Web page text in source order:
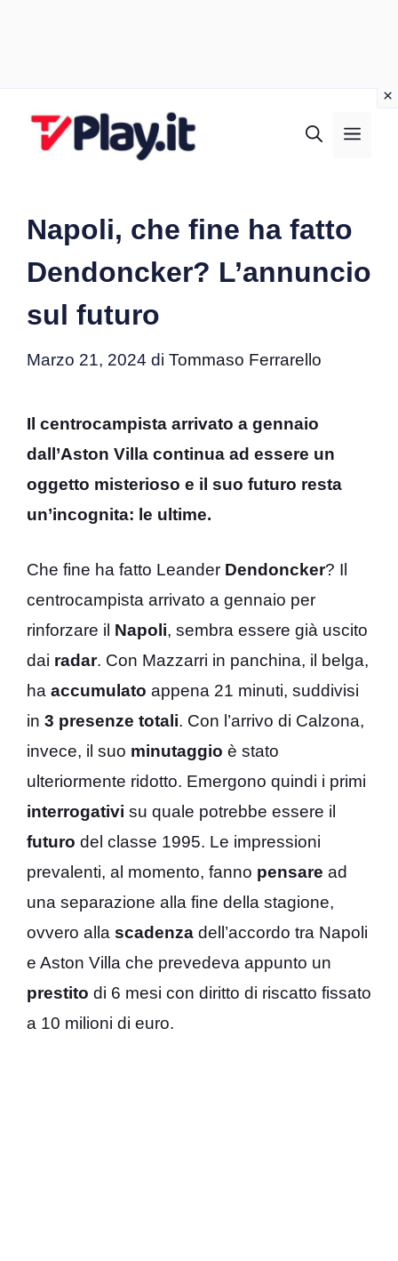
Napoli, che fine ha fatto
Dendoncker? L’annuncio
sul futuro
Marzo 21, 2024 di Tommaso Ferrarello
Il centrocampista arrivato a gennaio
dall’Aston Villa continua ad essere un
oggetto misterioso e il suo futuro resta
un’incognita: le ultime.
Che fine ha fatto Leander Dendoncker? Il
centrocampista arrivato a gennaio per
rinforzare il Napoli, sembra essere già uscito
dai radar. Con Mazzarri in panchina, il belga,
ha accumulato appena 21 minuti, suddivisi
in 3 presenze totali. Con l’arrivo di Calzona,
invece, il suo minutaggio è stato
ulteriormente ridotto. Emergono quindi i primi
interrogativi su quale potrebbe essere il
futuro del classe 1995. Le impressioni
prevalenti, al momento, fanno pensare ad
una separazione alla fine della stagione,
ovvero alla scadenza dell’accordo tra Napoli
e Aston Villa che prevedeva appunto un
prestito di 6 mesi con diritto di riscatto fissato
a 10 milioni di euro.